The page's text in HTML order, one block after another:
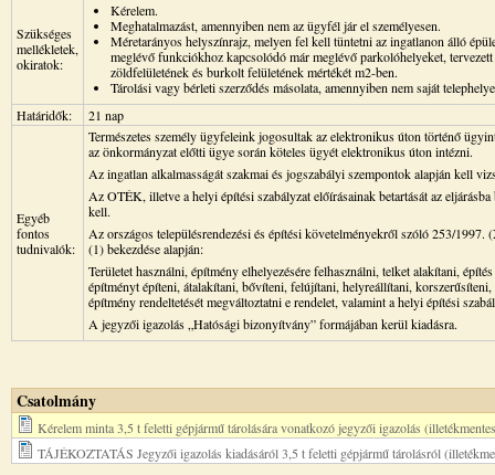
Szükséges
mellékletek,
okiratok:
Kérelem.
Meghatalmazást, amennyiben nem az ügyfél jár el személyesen.
Méretarányos helyszínrajz, melyen fel kell tüntetni az ingatlanon álló
meglévő funkciókhoz kapcsolódó már meglévő parkolóhelyeket,
zöldfelületének és burkolt felületének mértékét m2-ben.
Tárolási vagy bérleti szerződés másolata, amennyiben nem saját
Határidők:
21 nap
Egyéb
fontos
tudnivalók:
Természetes személy ügyfeleink jogosultak az elektronikus úton történő
az önkormányzat előtti ügye során köteles ügyét elektronikus úton intézni.
Az ingatlan alkalmasságát szakmai és jogszabályi szempontok alapján kell
Az OTÉK, illetve a helyi építési szabályzat előírásainak betartását az
kell.
Az országos településrendezési és építési követelményekről szóló 253/
(1) bekezdése alapján:
Területet használni, építmény elhelyezésére felhasználni, telket alakítani,
építményt építeni, átalakítani, bővíteni, felújítani, helyreállítani,
építmény rendeltetését megváltoztatni e rendelet, valamint a helyi építési
A jegyzői igazolás „Hatósági bizonyítvány” formájában kerül kiadásra.
Csatolmány
Kérelem minta 3,5 t feletti gépjármű tárolására vonatkozó jegyzői igazolás
TÁJÉKOZTATÁS Jegyzői igazolás kiadásáról 3,5 t feletti gépjármű tárolásról